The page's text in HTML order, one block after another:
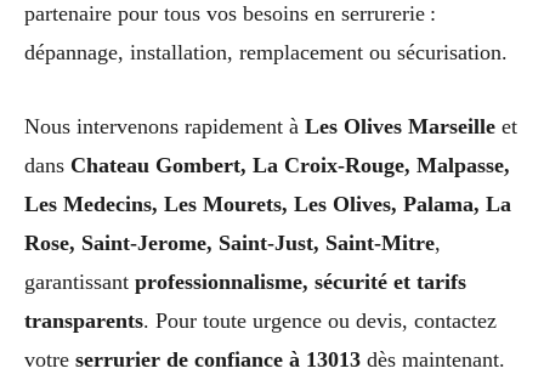
partenaire pour tous vos besoins en serrurerie :
dépannage, installation, remplacement ou sécurisation.
Nous intervenons rapidement à Les Olives Marseille et
dans Chateau Gombert, La Croix-Rouge, Malpasse,
Les Medecins, Les Mourets, Les Olives, Palama, La
Rose, Saint-Jerome, Saint-Just, Saint-Mitre,
garantissant professionnalisme, sécurité et tarifs
transparents. Pour toute urgence ou devis, contactez
votre serrurier de confiance à 13013 dès maintenant.